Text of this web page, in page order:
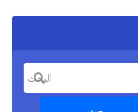
كلمة البحث